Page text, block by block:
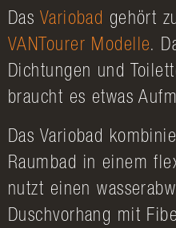
Das Variobad gehört
VANTourer Modelle.
Dichtungen und
braucht es etwas
Das Variobad
Raumbad in einem
nutzt einen
Duschvorhang mit